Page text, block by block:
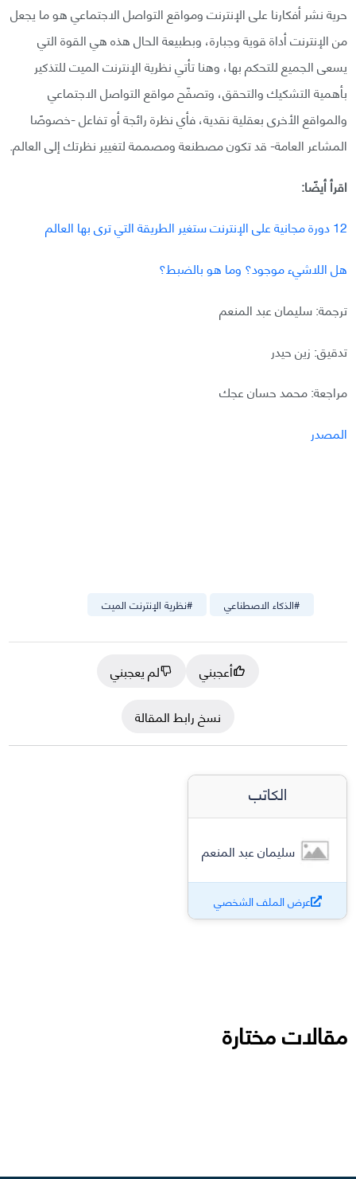
حرية نشر أفكارنا على الإنترنت ومواقع التواصل الاجتماعي هو ما يجعل
من الإنترنت أداة قوية وجبارة، وبطبيعة الحال هذه هي القوة التي
يسعى الجميع للتحكم بها، وهنا تأتي نظرية الإنترنت الميت للتذكير
بأهمية التشكيك والتحقق، وتصفّح مواقع التواصل الاجتماعي
والمواقع الأخرى بعقلية نقدية، فأي نظرة رائجة أو تفاعل -خصوصًا
المشاعر العامة- قد تكون مصطنعة ومصممة لتغيير نظرتك إلى العالم.
اقرأ أيضًا:
12 دورة مجانية على الإنترنت ستغير الطريقة التي ترى بها العالم
هل اللاشيء موجود؟ وما هو بالضبط؟
ترجمة: سليمان عبد المنعم
تدقيق: زين حيدر
مراجعة: محمد حسان عجك
المصدر
#نظرية الإنترنت الميت #الذكاء الاصطناعي
أعجبني
لم يعجبني
نسخ رابط المقالة
الكاتب
سليمان عبد المنعم
عرض الملف الشخصي
مقالات مختارة